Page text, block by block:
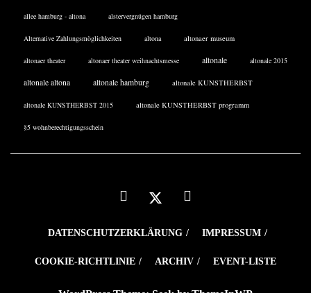
allee hamburg - altona alstervergnügen hamburg
Alternative Zahlungsmöglichkeiten altona altonaer museum
altonaer theater altonaer theater weihnachtsmesse altonale altonale 2015
altonale altona altonale hamburg altonale KUNSTHERBST
altonale KUNSTHERBST 2015 altonale KUNSTHERBST programm
§5 wohnberechtigungsschein
DATENSCHUTZERKLÄRUNG IMPRESSUM
COOKIE-RICHTLINIE ARCHIV EVENT-LISTE